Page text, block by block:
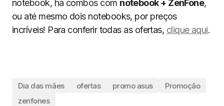
notebook, há combos com notebook + ZenFone,
ou até mesmo dois notebooks, por preços
incríveis! Para conferir todas as ofertas, clique aqui.
Dia das mães ofertas promo asus
Promoção
zenfones